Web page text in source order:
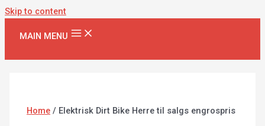
Skip to content
MAIN MENU
Home / Elektrisk Dirt Bike Herre til salgs engrospris